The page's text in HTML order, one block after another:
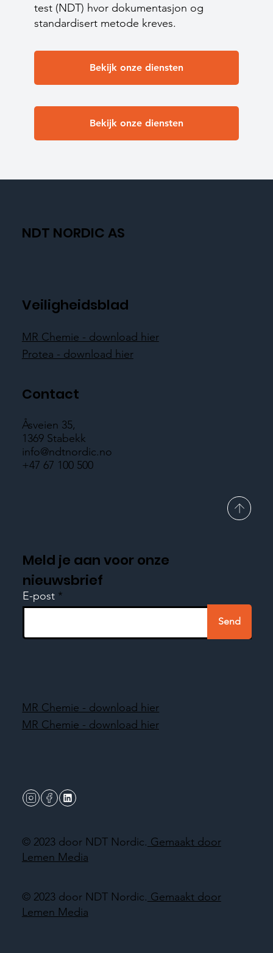
test (NDT) hvor dokumentasjon og
standardisert metode kreves.
Bekijk onze diensten
Bekijk onze diensten
NDT NORDIC AS
Veiligheidsblad
MR Chemie - download hier
Protea - download hier
Contact
Åsveien 35,
1369 Stabekk
info@ndtnordic.no
+47 67 100 500
© 2023 door NDT Nordic. Gemaakt door
Lemen Media
Meld je aan voor onze
nieuwsbrief
E-post
Send
© 2023 door NDT Nordic. Gemaakt door
Lemen Media
MR Chemie - download hier
MR Chemie - download hier